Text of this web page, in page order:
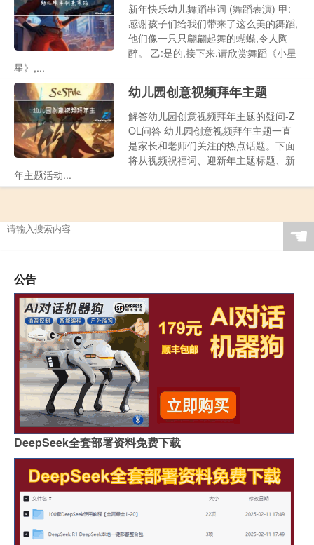
新年快乐幼儿舞蹈串词 (舞蹈表演) 甲:
感谢孩子们给我们带来了这么美的舞蹈,
他们像一只只翩翩起舞的蝴蝶,令人陶
醉。 乙:是的,接下来,请欣赏舞蹈《小星
星》,...
幼儿园创意视频拜年主题
解答幼儿园创意视频拜年主题的疑问-Z
OL问答 幼儿园创意视频拜年主题一直
是家长和老师们关注的热点话题。下面
将从视频祝福词、迎新年主题标题、新
年主题活动...
☚
公告
DeepSeek全套部署资料免费下载